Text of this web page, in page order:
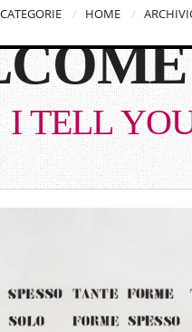
CATEGORIE HOME
I TELL